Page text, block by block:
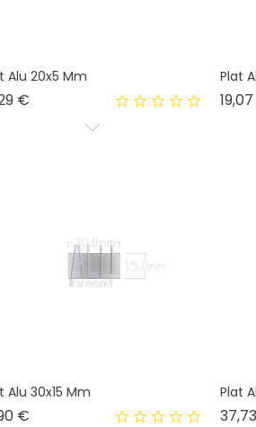
Alu 20x5 Mm
€
Plat
Alu 30x15 Mm
€
Plat